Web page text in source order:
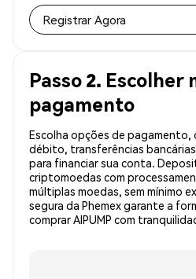
Registrar Agora
Passo 2. Escolher
pagamento
Escolha opções de
débito, transferências
para financiar sua conta.
criptomoedas com
múltiplas moedas, sem mínimo
segura da Phemex garante a
comprar AIPUMP com